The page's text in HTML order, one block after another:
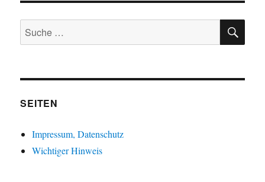
Suche
nach:
SEITEN
Impressum, Datenschutz
Wichtiger Hinweis